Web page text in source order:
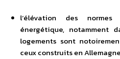
l’élévation des normes
énergétique, notamment
logements sont
ceux construits en